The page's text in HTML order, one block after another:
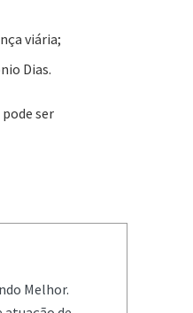
viária;
Dias.
ser
Melhor.